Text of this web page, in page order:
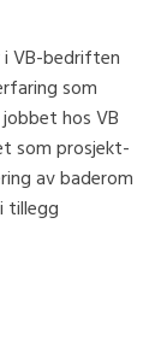
i VB-bedriften
som
hos VB
som prosjekt-
av baderom
tillegg